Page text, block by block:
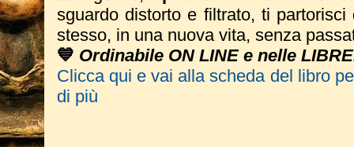
sguardo distorto e filtrato, ti
stesso, in una nuova vita, senza
💙 Ordinabile ON LINE e nelle
Clicca qui e vai alla scheda del libro
di più